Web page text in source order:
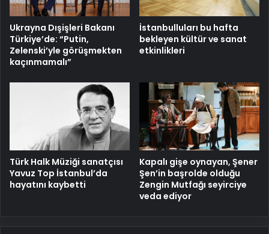
Ukrayna Dışişleri Bakanı
Türkiye’de: “Putin,
Zelenski’yle görüşmekten
kaçınmamalı”
İstanbulluları bu hafta
bekleyen kültür ve sanat
etkinlikleri
Türk Halk Müziği sanatçısı
Yavuz Top İstanbul’da
hayatını kaybetti
Kapalı gişe oynayan, Şener
Şen’in başrolde olduğu
Zengin Mutfağı seyirciye
veda ediyor